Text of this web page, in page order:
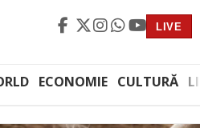
LIVE
ECONOMIE CULTURĂ